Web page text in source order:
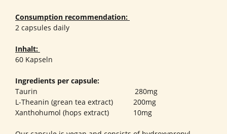
Consumption recommendation:
2 capsules daily
Inhalt:
60 Kapseln
Ingredients per capsule:
Taurin 280mg
L-Theanin (grean tea extract) 200mg
Xanthohumol (hops extract) 10mg